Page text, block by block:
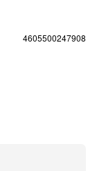
4605500247908